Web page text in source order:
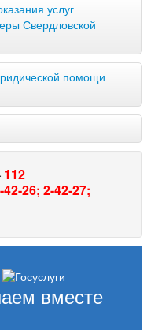
услуг
Свердловской
помощи
112
42-26; 2-42-27;
вместе